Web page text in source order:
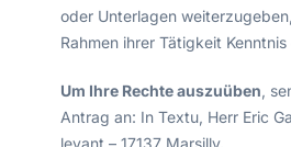
oder Unterlagen
Rahmen ihrer Tätigkeit
Um Ihre Rechte auszuüben,
Antrag an: In Textu, Herr Eric
levant – 17137 Marsilly.